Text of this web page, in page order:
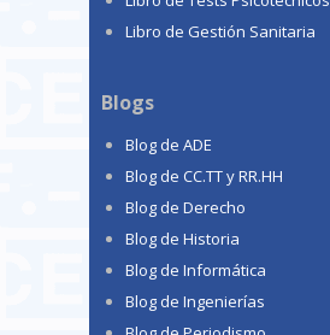
Libro de Gestión Sanitaria
Blogs
Blog de ADE
Blog de CC.TT y RR.HH
Blog de Derecho
Blog de Historia
Blog de Informática
Blog de Ingenierías